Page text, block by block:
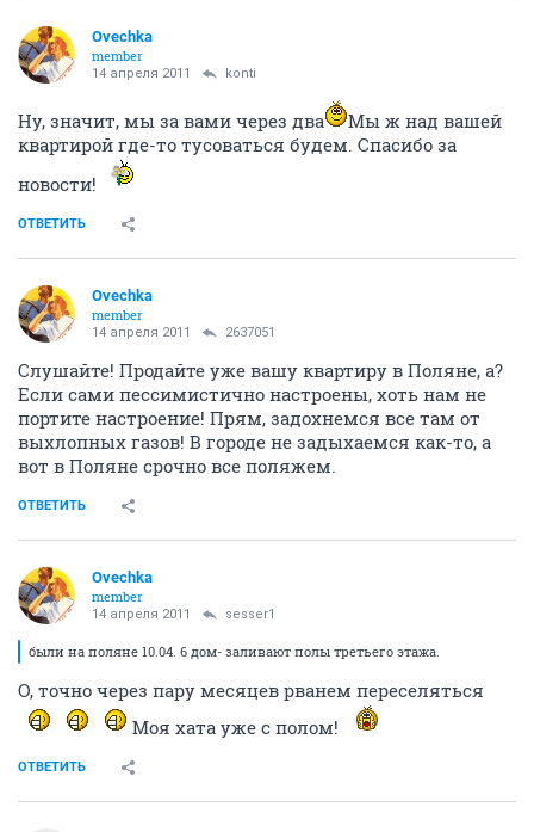
Ovechka
member
14 апреля 2011 konti
Ну, значит, мы за вами через два
Мы ж над вашей
квартирой где-то тусоваться будем. Спасибо за
новости!
ОТВЕТИТЬ
Ovechka
member
14 апреля 2011 2637051
Слушайте! Продайте уже вашу квартиру в Поляне, а?
Если сами пессимистично настроены, хоть нам не
портите настроение! Прям, задохнемся все там от
выхлопных газов! В городе не задыхаемся как-то, а
вот в Поляне срочно все поляжем.
ОТВЕТИТЬ
Ovechka
member
14 апреля 2011 sesser1
были на поляне 10.04. 6 дом- заливают полы третьего этажа.
О, точно через пару месяцев рванем переселяться
Моя хата уже с полом!
ОТВЕТИТЬ